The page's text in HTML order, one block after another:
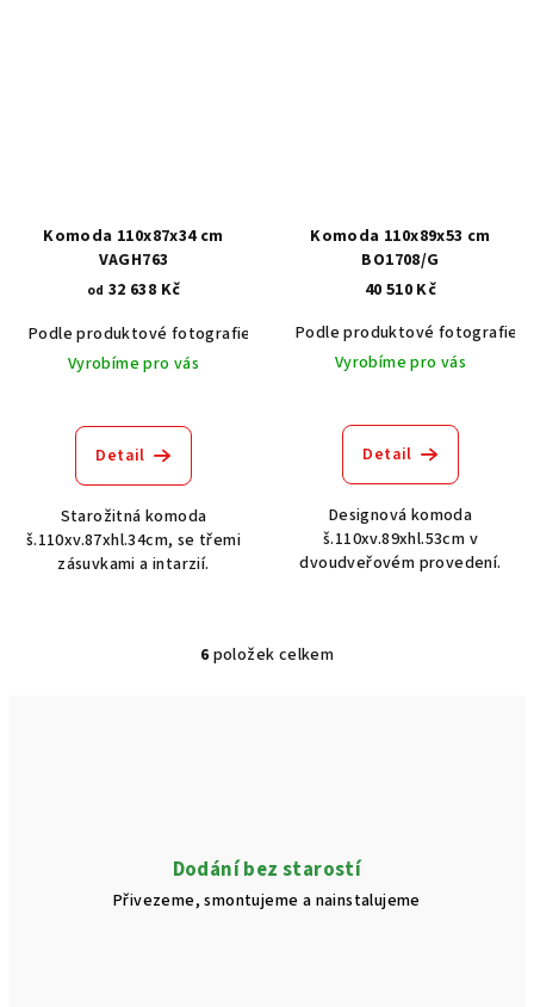
Komoda 110x87x34 cm
VAGH763
od 32 638 Kč
Podle produktové fotografie
Akát vintage BT1551
Dub světlý
Vyrobíme pro vás
Detail
Starožitná komoda
š.110xv.87xhl.34cm, se třemi
zásuvkami a intarzií.
Komoda 110x89x53 cm
BO1708/G
40 510 Kč
Podle produktové fotografie
Vyrobíme pro vás
Detail
Designová komoda
š.110xv.89xhl.53cm v
dvoudveřovém provedení.
O
í
p
r
6 položek celkem
Dodání bez starostí
Přivezeme, smontujeme a nainstalujeme